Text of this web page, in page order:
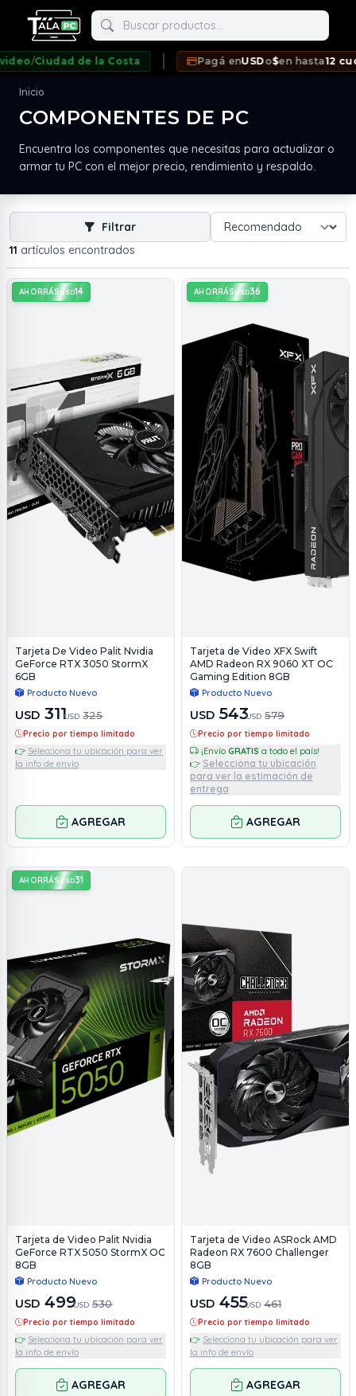
Buscar productos
de la Costa Pagá enUSD o$en hasta12 cuotas
Inicio
COMPONENTES DE PC
Encuentra los componentes que necesitas para actualizar o
armar tu PC con el mejor precio, rendimiento y respaldo.
11 artículos encontrados
Filtrar
AHORRÁSUSD14
Tarjeta De Video Palit Nvidia
GeForce RTX 3050 StormX
6GB
Producto Nuevo
USD 311USD 325
Precio por tiempo limitado
👉 Selecciona tu ubicación para ver
la info de envío
AGREGAR
AHORRÁSUSD36
Tarjeta de Video XFX Swift
AMD Radeon RX 9060 XT OC
Gaming Edition 8GB
Producto Nuevo
USD 543USD 579
Precio por tiempo limitado
¡Envío GRATIS
a todo el país!
👉 Selecciona tu ubicación
para ver la estimación de
entrega
AGREGAR
AHORRÁSUSD31
Tarjeta de Video Palit Nvidia
GeForce RTX 5050 StormX OC
8GB
Producto Nuevo
USD 499USD 530
Precio por tiempo limitado
👉 Selecciona tu ubicación para ver
la info de envío
AGREGAR
Tarjeta de Video ASRock AMD
Radeon RX 7600 Challenger
8GB
Producto Nuevo
USD 455USD 461
Precio por tiempo limitado
👉 Selecciona tu ubicación para ver
la info de envío
AGREGAR